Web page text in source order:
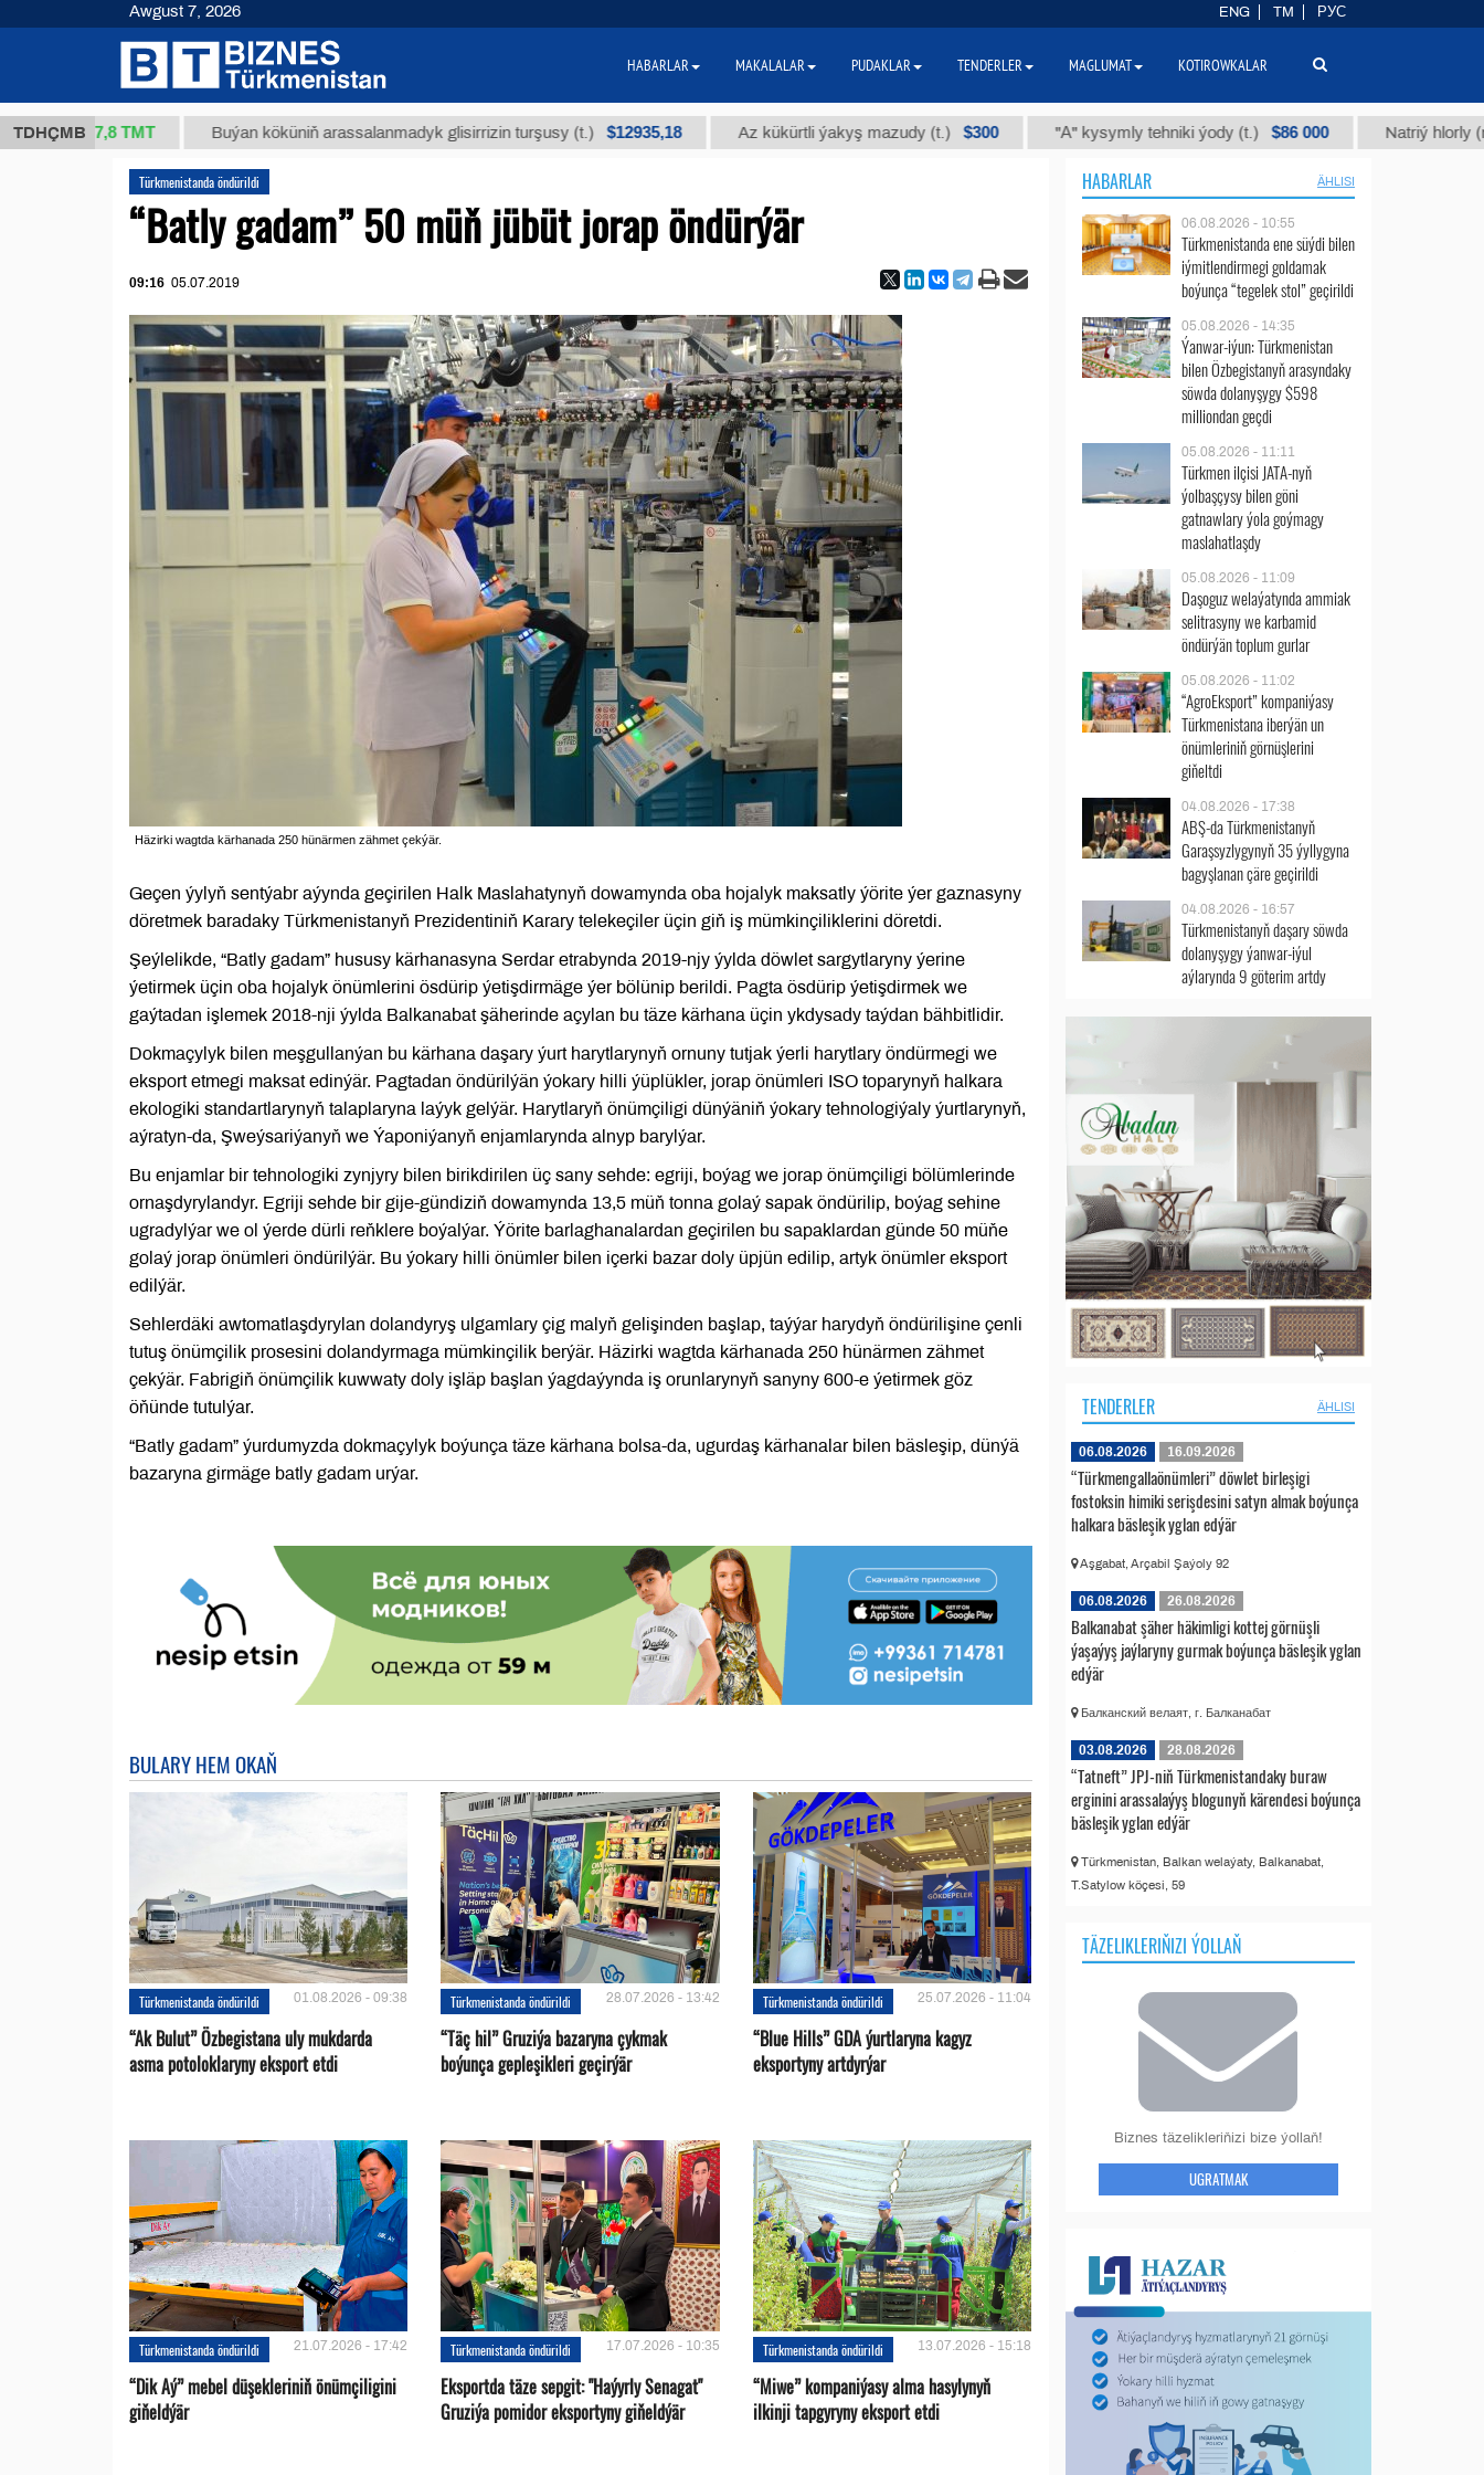
TDHÇMB
37,8 ТМТ Buýan köküniň arassalanmadyk glisirrizin turşusy (t.) $12935,18 Az kükürtli ýakyş mazudy (t.) $300 "А" kysymly tehniki ýody (t.) $86 000 Natriý hlorly (nahar
Türkmenistanda öndürildi
“Batly gadam” 50 müň jübüt jorap öndürýär
09:16 05.07.2019
Häzirki wagtda kärhanada 250 hünärmen zähmet çekýär.
Geçen ýylyň sentýabr aýynda geçirilen Halk Maslahatynyň dowamynda oba hojalyk maksatly ýörite ýer gaznasyny
döretmek baradaky Türkmenistanyň Prezidentiniň Karary telekeçiler üçin giň iş mümkinçiliklerini döretdi.
Şeýlelikde, “Batly gadam” hususy kärhanasyna Serdar etrabynda 2019-njy ýylda döwlet sargytlaryny ýerine
ýetirmek üçin oba hojalyk önümlerini ösdürip ýetişdirmäge ýer bölünip berildi. Pagta ösdürip ýetişdirmek we
gaýtadan işlemek 2018-nji ýylda Balkanabat şäherinde açylan bu täze kärhana üçin ykdysady taýdan bähbitlidir.
Dokmaçylyk bilen meşgullanýan bu kärhana daşary ýurt harytlarynyň ornuny tutjak ýerli harytlary öndürmegi we
eksport etmegi maksat edinýär. Pagtadan öndürilýän ýokary hilli ýüplükler, jorap önümleri ISO toparynyň halkara
ekologiki standartlarynyň talaplaryna laýyk gelýär. Harytlaryň önümçiligi dünýäniň ýokary tehnologiýaly ýurtlarynyň,
aýratyn-da, Şweýsariýanyň we Ýaponiýanyň enjamlarynda alnyp barylýar.
Bu enjamlar bir tehnologiki zynjyry bilen birikdirilen üç sany sehde: egriji, boýag we jorap önümçiligi bölümlerinde
ornaşdyrylandyr. Egriji sehde bir gije-gündiziň dowamynda 13,5 müň tonna golaý sapak öndürilip, boýag sehine
ugradylýar we ol ýerde dürli reňklere boýalýar. Ýörite barlaghanalardan geçirilen bu sapaklardan günde 50 müňe
golaý jorap önümleri öndürilýär. Bu ýokary hilli önümler bilen içerki bazar doly üpjün edilip, artyk önümler eksport
edilýär.
Sehlerdäki awtomatlaşdyrylan dolandyryş ulgamlary çig malyň gelişinden başlap, taýýar harydyň öndürilişine çenli
tutuş önümçilik prosesini dolandyrmaga mümkinçilik berýär. Häzirki wagtda kärhanada 250 hünärmen zähmet
çekýär. Fabrigiň önümçilik kuwwaty doly işläp başlan ýagdaýynda iş orunlarynyň sanyny 600-e ýetirmek göz
öňünde tutulýar.
“Batly gadam” ýurdumyzda dokmaçylyk boýunça täze kärhana bolsa-da, ugurdaş kärhanalar bilen bäsleşip, dünýä
bazaryna girmäge batly gadam urýar.
BULARY HEM OKAŇ
Türkmenistanda öndürildi 01.08.2026 - 09:38
“Ak Bulut” Özbegistana uly mukdarda
asma potoloklaryny eksport etdi
Türkmenistanda öndürildi 28.07.2026 - 13:42
“Täç hil” Gruziýa bazaryna çykmak
boýunça gepleşikleri geçirýär
Türkmenistanda öndürildi 25.07.2026 - 11:04
“Blue Hills” GDA ýurtlaryna kagyz
eksportyny artdyrýar
Türkmenistanda öndürildi 21.07.2026 - 17:42
“Dik Aý” mebel düşekleriniň önümçiligini
giňeldýär
Türkmenistanda öndürildi 17.07.2026 - 10:35
Eksportda täze sepgit: "Haýyrly Senagat"
Gruziýa pomidor eksportyny giňeldýär
Türkmenistanda öndürildi 13.07.2026 - 15:18
“Miwe” kompaniýasy alma hasylynyň
ilkinji tapgyryny eksport etdi
HABARLAR ÄHLISI
06.08.2026 - 10:55
Türkmenistanda ene süýdi bilen
iýmitlendirmegi goldamak
boýunça “tegelek stol” geçirildi
05.08.2026 - 14:35
Ýanwar-iýun: Türkmenistan
bilen Özbegistanyň arasyndaky
söwda dolanyşygy $598
milliondan geçdi
05.08.2026 - 11:11
Türkmen ilçisi JATA-nyň
ýolbaşçysy bilen göni
gatnawlary ýola goýmagy
maslahatlaşdy
05.08.2026 - 11:09
Daşoguz welaýatynda ammiak
selitrasyny we karbamid
öndürýän toplum gurlar
05.08.2026 - 11:02
“AgroEksport” kompaniýasy
Türkmenistana iberýän un
önümleriniň görnüşlerini
giňeltdi
04.08.2026 - 17:38
ABŞ-da Türkmenistanyň
Garaşsyzlygynyň 35 ýyllygyna
bagyşlanan çäre geçirildi
04.08.2026 - 16:57
Türkmenistanyň daşary söwda
dolanyşygy ýanwar-iýul
aýlarynda 9 göterim artdy
TENDERLER ÄHLISI
06.08.2026 16.09.2026
“Türkmengallaönümleri” döwlet birleşigi
fostoksin himiki serişdesini satyn almak boýunça
halkara bäsleşik yglan edýär
Aşgabat, Arçabil Şaýoly 92
06.08.2026 26.08.2026
Balkanabat şäher häkimligi kottej görnüşli
ýaşaýyş jaýlaryny gurmak boýunça bäsleşik yglan
edýär
Балканский велаят, г. Балканабат
03.08.2026 28.08.2026
“Tatneft” JPJ-niň Türkmenistandaky buraw
erginini arassalaýyş blogunyň kärendesi boýunça
bäsleşik yglan edýär
Türkmenistan, Balkan welaýaty, Balkanabat,
T.Satylow köçesi, 59
TÄZELIKLERIŇIZI ÝOLLAŇ
Biznes täzelikleriňizi bize ýollaň!
UGRATMAK
Awgust 7, 2026 ENG TM РУС
HABARLAR MAKALALAR PUDAKLAR TENDERLER MAGLUMAT KOTIROWKALAR